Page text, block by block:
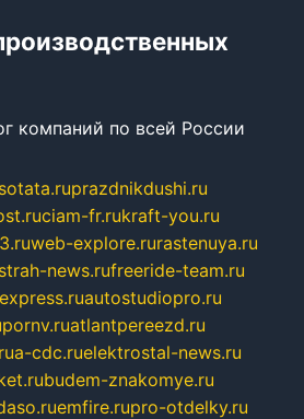
компаний по всей России
prazdnikdushi.ru
ciam-fr.rukraft-you.ru
web-explore.rurastenuya.ru
strah-news.rufreeride-team.ru
autostudiopro.ru
pornv.ruatlantpereezd.ru
a-cdc.ruelektrostal-news.ru
budem-znakomye.ru
emfire.rupro-otdelky.ru